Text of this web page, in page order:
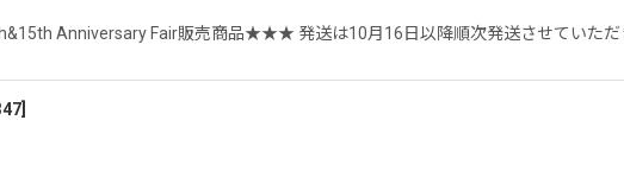
Anniversary Fair販売商品★★★ 発送は10月16日以降順次発送させていただ